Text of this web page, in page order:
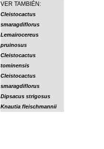
VER TAMBIÉN:
Cleistocactus
smaragdiflorus
Lemairocereus
pruinosus
Cleistocactus
tominensis
Cleistocactus
smaragdiflorus
Dipsacus strigosus
Knautia fleischmannii